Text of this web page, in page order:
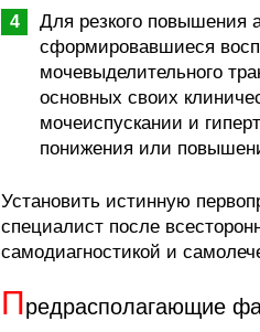
Для резкого повышения
сформировавшиеся
мочевыделительного
основных своих
мочеиспускании и
понижения или
Установить истинную
специалист после
самодиагностикой и
Предрасполагающие